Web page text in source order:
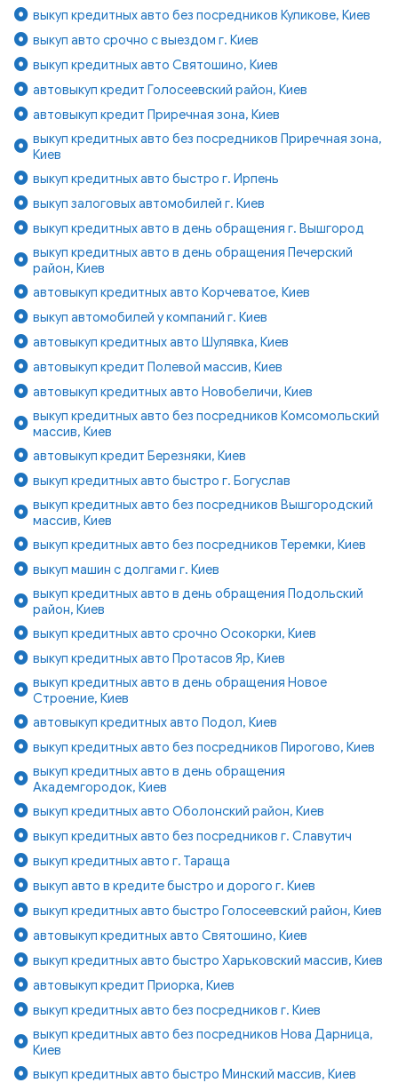
выкуп кредитных авто без посредников Куликове, Киев
выкуп авто срочно с выездом г. Киев
выкуп кредитных авто Святошино, Киев
автовыкуп кредит Голосеевский район, Киев
автовыкуп кредит Приречная зона, Киев
выкуп кредитных авто без посредников Приречная зона,
Киев
выкуп кредитных авто быстро г. Ирпень
выкуп залоговых автомобилей г. Киев
выкуп кредитных авто в день обращения г. Вышгород
выкуп кредитных авто в день обращения Печерский
район, Киев
автовыкуп кредитных авто Корчеватое, Киев
выкуп автомобилей у компаний г. Киев
автовыкуп кредитных авто Шулявка, Киев
автовыкуп кредит Полевой массив, Киев
автовыкуп кредитных авто Новобеличи, Киев
выкуп кредитных авто без посредников Комсомольский
массив, Киев
автовыкуп кредит Березняки, Киев
выкуп кредитных авто быстро г. Богуслав
выкуп кредитных авто без посредников Вышгородский
массив, Киев
выкуп кредитных авто без посредников Теремки, Киев
выкуп машин с долгами г. Киев
выкуп кредитных авто в день обращения Подольский
район, Киев
выкуп кредитных авто срочно Осокорки, Киев
выкуп кредитных авто Протасов Яр, Киев
выкуп кредитных авто в день обращения Новое
Строение, Киев
автовыкуп кредитных авто Подол, Киев
выкуп кредитных авто без посредников Пирогово, Киев
выкуп кредитных авто в день обращения
Академгородок, Киев
выкуп кредитных авто Оболонский район, Киев
выкуп кредитных авто без посредников г. Славутич
выкуп кредитных авто г. Тараща
выкуп авто в кредите быстро и дорого г. Киев
выкуп кредитных авто быстро Голосеевский район, Киев
автовыкуп кредитных авто Святошино, Киев
выкуп кредитных авто быстро Харьковский массив, Киев
автовыкуп кредит Приорка, Киев
выкуп кредитных авто без посредников г. Киев
выкуп кредитных авто без посредников Нова Дарница,
Киев
выкуп кредитных авто быстро Минский массив, Киев